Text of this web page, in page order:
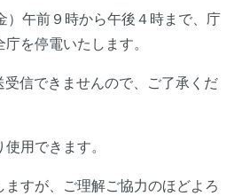
）午前９時から午後４時まで、庁
を停電いたします。
信できませんので、ご了承くだ
用できます。
すが、ご理解ご協力のほどよろ